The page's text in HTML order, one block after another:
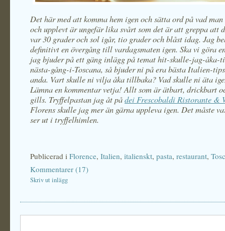
Det här med att komma hem igen och sätta ord på vad
och upplevt är ungefär lika svårt som det är att greppa att
var 30 grader och sol igår, tio grader och blåst idag. Jag
definitivt en övergång till vardagsmaten igen. Ska vi göra
jag bjuder på ett gäng inlägg på temat hit-skulle-jag-åka-
nästa-gång-i-Toscana, så bjuder ni på era bästa Italien-
anda. Vart skulle ni vilja åka tillbaka? Vad skulle ni äta
Lämna en kommentar vetja! Allt som är ätbart, drickbart
gills. Tryffelpastan jag åt pådei Frescobaldi Ristorante &
Florens skulle jag mer än gärna uppleva igen. Det måste
ser ut i tryffelhimlen.
Publicerad i Florence, Italien, italienskt, pasta, restaurant,
Kommentarer (17)
Skriv ut inlägg